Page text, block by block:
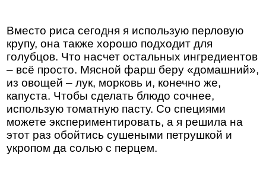
Вместо риса сегодня я использую перловую
крупу, она также хорошо подходит для
голубцов. Что насчет остальных ингредиентов
– всё просто. Мясной фарш беру «домашний»,
из овощей – лук, морковь и, конечно же,
капуста. Чтобы сделать блюдо сочнее,
использую томатную пасту. Со специями
можете экспериментировать, а я решила на
этот раз обойтись сушеными петрушкой и
укропом да солью с перцем.